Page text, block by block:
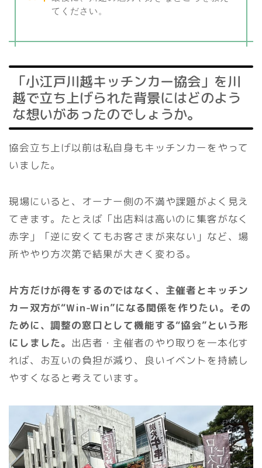
てください。
「小江戸川越キッチンカー協会」を川
越で立ち上げられた背景にはどのよう
な想いがあったのでしょうか。
協会立ち上げ以前は私自身もキッチンカーをやって
いました。
現場にいると、オーナー側の不満や課題がよく見え
てきます。たとえば「出店料は高いのに集客がなく
赤字」「逆に安くてもお客さまが来ない」など、場
所ややり方次第で結果が大きく変わる。
片方だけが得をするのではなく、主催者とキッチン
カー双方が“Win-Win”になる関係を作りたい。その
ために、調整の窓口として機能する“協会”という形
にしました。 出店者・主催者のやり取りを一本化す
れば、お互いの負担が減り、良いイベントを持続し
やすくなると考えています。